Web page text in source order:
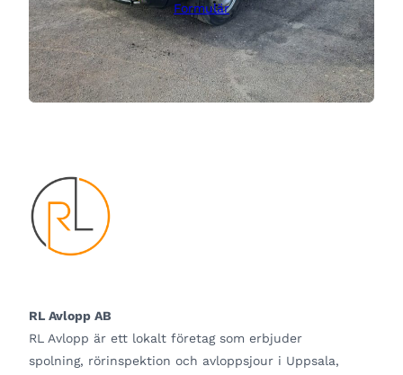
Formulär
RL Avlopp AB
RL Avlopp är ett lokalt företag som erbjuder
spolning, rörinspektion och avloppsjour i Uppsala,